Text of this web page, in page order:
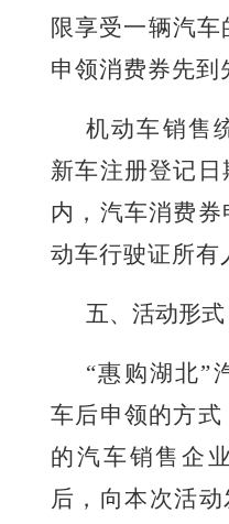
限享受一辆汽车
申领消费券先到
机动车销售
新车注册登记
内，汽车消费
动车行驶证所有
五、活动形式
“惠购湖北”
车后申领的方
的汽车销售企
后，向本次活